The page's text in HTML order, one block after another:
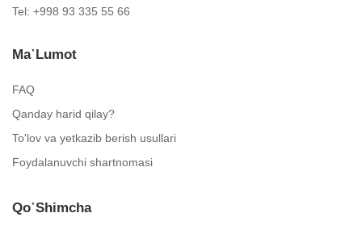
Tel: +998 93 335 55 66
Ma᾿lumot
FAQ
Qanday harid qilay?
To'lov va yetkazib berish usullari
Foydalanuvchi shartnomasi
Qo᾿shimcha